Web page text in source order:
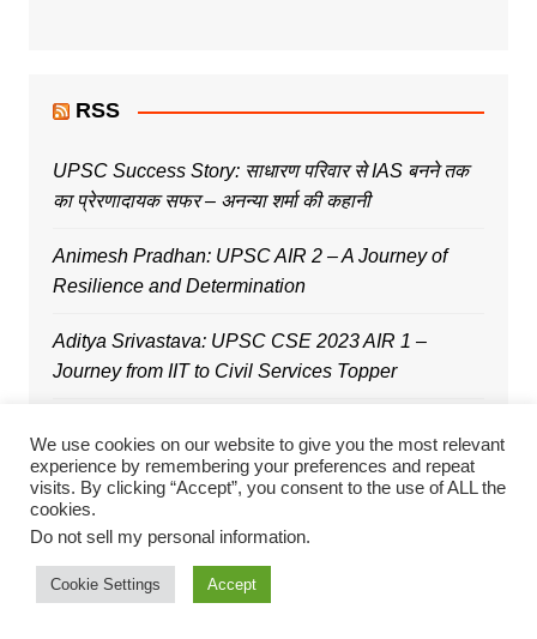
RSS
UPSC Success Story: साधारण परिवार से IAS बनने तक
का प्रेरणादायक सफर – अनन्या शर्मा की कहानी
Animesh Pradhan: UPSC AIR 2 – A Journey of
Resilience and Determination
Aditya Srivastava: UPSC CSE 2023 AIR 1 –
Journey from IIT to Civil Services Topper
– An Inspirational Journey
We use cookies on our website to give you the most relevant
experience by remembering your preferences and repeat
visits. By clicking “Accept”, you consent to the use of ALL the
cookies.
Do not sell my personal information.
Cookie Settings Accept